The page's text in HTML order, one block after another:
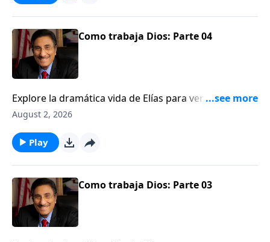
Como trabaja Dios: Parte 04
Explore la dramática vida de Elías para ver una
ilustración de cómo Dios trabaja detrás del velo.
August 2, 2026
Play
Como trabaja Dios: Parte 03